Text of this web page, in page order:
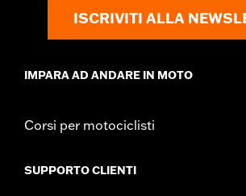
ISCRIVITI ALLA
IMPARA AD ANDARE IN MOTO
Corsi per motociclisti
SUPPORTO CLIENTI